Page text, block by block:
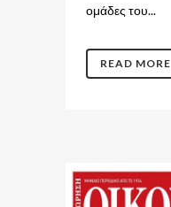
ομάδες του...
READ MORE